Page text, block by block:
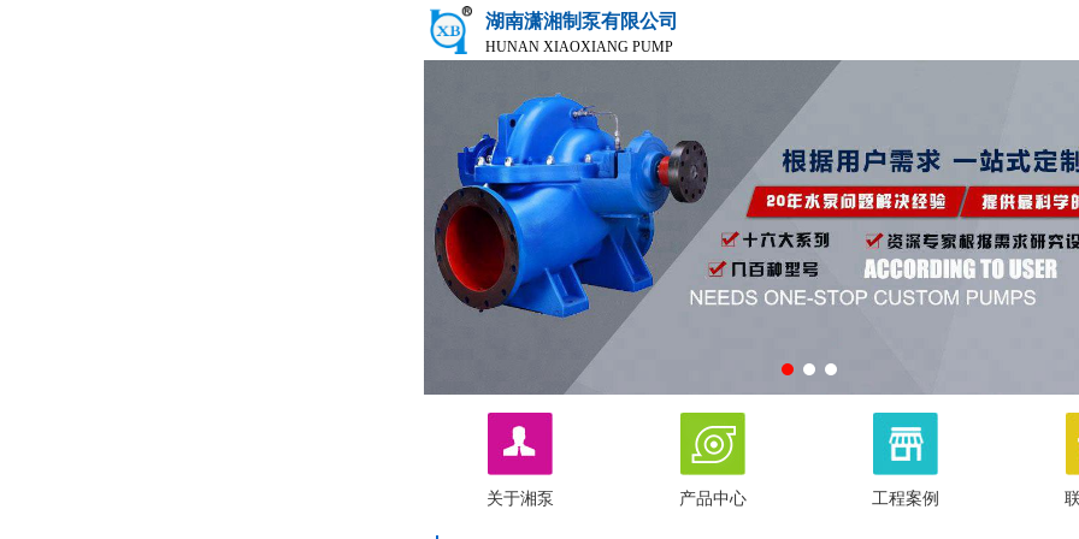
湖南潇湘制泵有限公司
HUNAN XIAOXIANG PUMP
关于湘泵 产品中心 工程案例